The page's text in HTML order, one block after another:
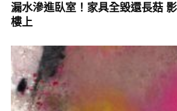
漏水滲進臥室！家具全毀還長菇
樓上